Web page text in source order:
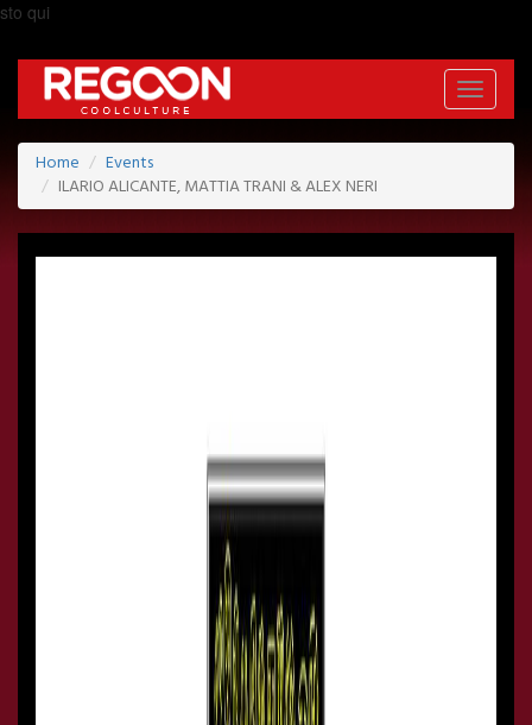
sto qui
Toggle
Home
Events
ILARIO ALICANTE, MATTIA TRANI & ALEX NERI